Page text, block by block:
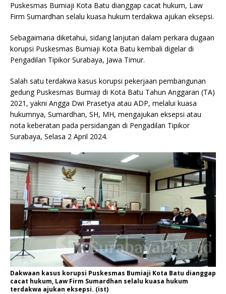
Puskesmas Bumiaji Kota Batu dianggap cacat hukum, Law
Firm Sumardhan selalu kuasa hukum terdakwa ajukan eksepsi.
Sebagaimana diketahui, sidang lanjutan dalam perkara dugaan
korupsi Puskesmas Bumiaji Kota Batu kembali digelar di
Pengadilan Tipikor Surabaya, Jawa Timur.
Salah satu terdakwa kasus korupsi pekerjaan pembangunan
gedung Puskesmas Bumiaji di Kota Batu Tahun Anggaran (TA)
2021, yakni Angga Dwi Prasetya atau ADP, melalui kuasa
hukumnya, Sumardhan, SH, MH, mengajukan eksepsi atau
nota keberatan pada persidangan di Pengadilan Tipikor
Surabaya, Selasa 2 April 2024.
Dakwaan kasus korupsi Puskesmas Bumiaji Kota Batu dianggap
cacat hukum, Law Firm Sumardhan selalu kuasa hukum
terdakwa ajukan eksepsi. (ist)